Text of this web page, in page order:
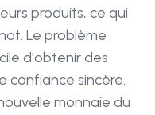
produits, ce qui
Le problème
d'obtenir des
confiance sincère.
monnaie du